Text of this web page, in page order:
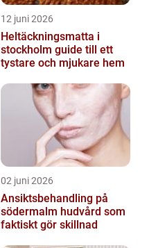
12 juni 2026
Heltäckningsmatta i
stockholm guide till ett
tystare och mjukare hem
02 juni 2026
Ansiktsbehandling på
södermalm hudvård som
faktiskt gör skillnad